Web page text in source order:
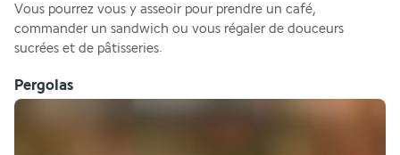
Vous pourrez vous y asseoir pour prendre un café,
commander un sandwich ou vous régaler de douceurs
sucrées et de pâtisseries.
Pergolas